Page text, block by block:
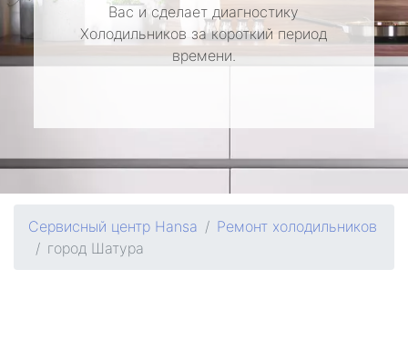
Вас и сделает диагностику
Холодильников за короткий период
времени.
Сервисный центр Hansa
Ремонт холодильников
город Шатура